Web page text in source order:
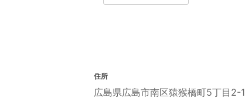
住所
広島県広島市南区猿猴橋町5丁目2-1